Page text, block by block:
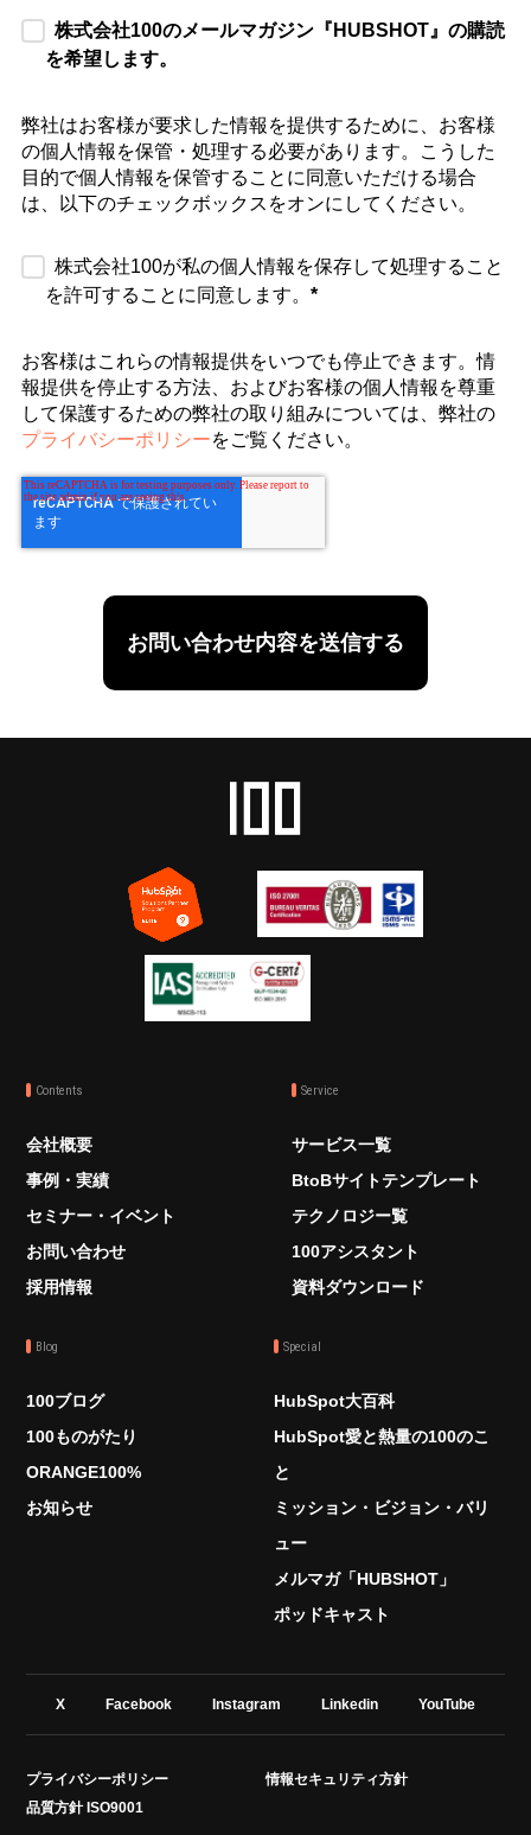
株式会社100のメールマガジン『HUBSHOT』の購読
を希望します。
弊社はお客様が要求した情報を提供するために、お客様
の個人情報を保管・処理する必要があります。こうした
目的で個人情報を保管することに同意いただける場合
は、以下のチェックボックスをオンにしてください。
株式会社100が私の個人情報を保存して処理すること
を許可することに同意します。 *
お客様はこれらの情報提供をいつでも停止できます。情
報提供を停止する方法、およびお客様の個人情報を尊重
して保護するための弊社の取り組みについては、弊社の
プライバシーポリシーをご覧ください。
Contents
会社概要
事例・実績
セミナー・イベント
お問い合わせ
採用情報
Service
サービス一覧
BtoBサイトテンプレート
テクノロジー覧
100アシスタント
資料ダウンロード
Blog
100ブログ
100ものがたり
ORANGE100%
お知らせ
Special
HubSpot大百科
HubSpot愛と熱量の100のこ
と
ミッション・ビジョン・バリ
ュー
メルマガ「HUBSHOT」
ポッドキャスト
X Facebook Instagram Linkedin YouTube
プライバシーポリシー
情報セキュリティ方針
品質方針 ISO9001